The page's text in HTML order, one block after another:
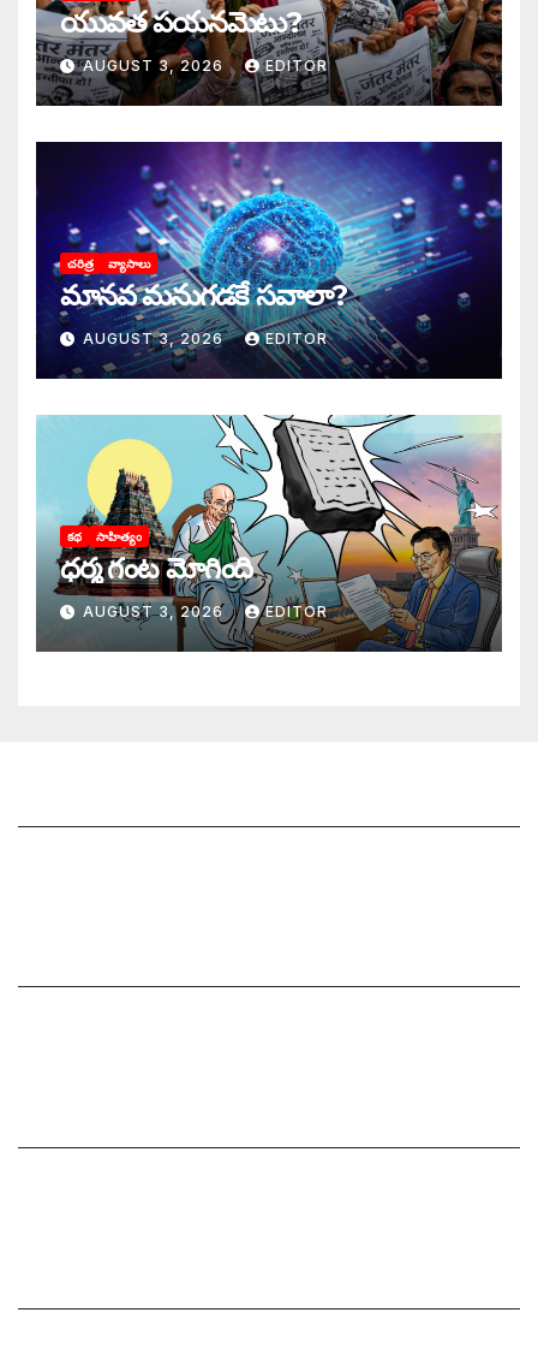
యువత పయనమెటు?
AUGUST 3, 2026 EDITOR
చరిత్ర వ్యాసాలు
మానవ మనుగడకే సవాలా?
AUGUST 3, 2026 EDITOR
కథ సాహిత్యం
ధర్మ గంట మోగింది
AUGUST 3, 2026 EDITOR